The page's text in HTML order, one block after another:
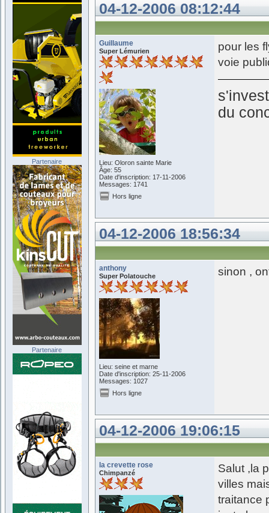
04-12-2006 08:12:44
Guillaume
Super Lémurien
Lieu: Oloron sainte Marie
Âge: 55
Date d'inscription: 17-11-2006
Messages: 1741
pour les
voie
du
Hors ligne
04-12-2006 18:56:34
anthony
Super Polatouche
Lieu: seine et marne
Date d'inscription: 25-11-2006
Messages: 1027
sinon ,
Hors ligne
04-12-2006 19:06:15
la crevette rose
Chimpanzé
Salut ,la
villes
traitance
Partenaire
Partenaire